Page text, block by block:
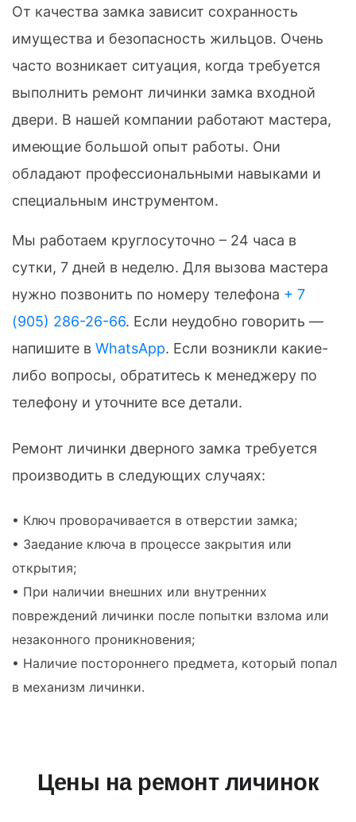
От качества замка зависит сохранность
имущества и безопасность жильцов. Очень
часто возникает ситуация, когда требуется
выполнить ремонт личинки замка входной
двери. В нашей компании работают мастера,
имеющие большой опыт работы. Они
обладают профессиональными навыками и
специальным инструментом.
Мы работаем круглосуточно – 24 часа в
сутки, 7 дней в неделю. Для вызова мастера
нужно позвонить по номеру телефона + 7
(905) 286-26-66. Если неудобно говорить —
напишите в WhatsApp. Если возникли какие-
либо вопросы, обратитесь к менеджеру по
телефону и уточните все детали.
Ремонт личинки дверного замка требуется
производить в следующих случаях:
• Ключ проворачивается в отверстии замка;
• Заедание ключа в процессе закрытия или
открытия;
• При наличии внешних или внутренних
повреждений личинки после попытки взлома или
незаконного проникновения;
• Наличие постороннего предмета, который попал
в механизм личинки.
Цены на ремонт личинок